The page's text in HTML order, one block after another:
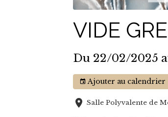
VIDE
Du 22/02/2025
Ajouter au calendrier
Salle Polyvalente de